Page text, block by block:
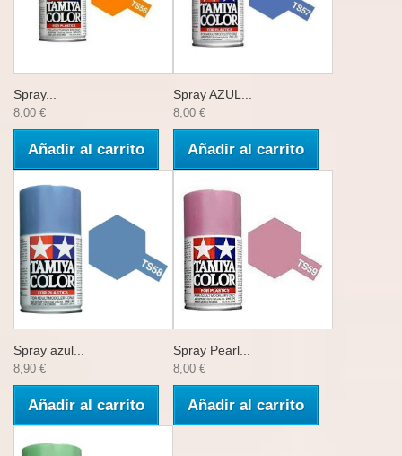
Spray...
8,00 €
Añadir al carrito
Spray AZUL...
8,00 €
Añadir al carrito
Spray azul...
8,90 €
Añadir al carrito
Spray Pearl...
8,00 €
Añadir al carrito